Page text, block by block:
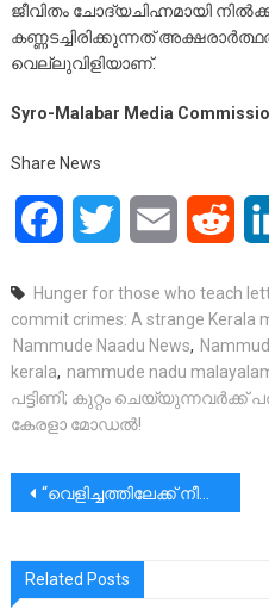
ജീവിതം ചോദ്യചിഹ്നമായി
കണ്ണടച്ചിരിക്കുന്നത്
വെല്ലുവിളിയാണ്.
Syro-Malabar Media
Share News
FacebookTwitter Email
Hunger for those who teach
commit crimes: A strange Kerala
Nammude Naadu News,
kerala, nammude nadu
പട്ടിണി; കുറ്റം
കേരളാ മോഡൽ!
“വെളിച്ചത്തിലേക്ക് നീന്തുക.” | “എന്റെ അച്ഛൻ എന്നെ കൊല്ലുകയാണെന്ന് ഞാൻ കരുതി. അവൻ എന്നെ രക്ഷിക്കുകയാണെന്ന് എനിക്ക് മനസ്സിലായില്ല.”
Related Posts